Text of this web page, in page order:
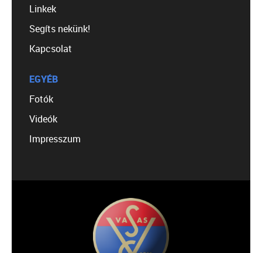
Linkek
Segíts nekünk!
Kapcsolat
EGYÉB
Fotók
Videók
Impresszum